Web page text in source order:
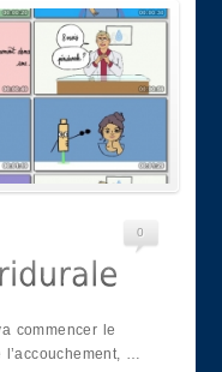
0
commencer le
…